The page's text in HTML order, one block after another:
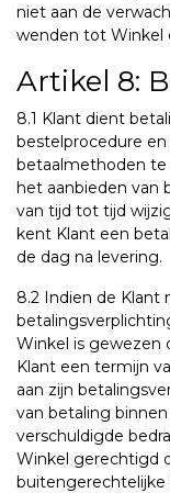
niet aan de
wenden tot Winkel
Artikel 8:
8.1 Klant dient
bestelprocedure
betaalmethoden te
het aanbieden van
van tijd tot tijd
kent Klant een
de dag na levering.
8.2 Indien de Klant
Winkel is gewezen
Klant een termijn
aan zijn
van betaling
verschuldigde
Winkel gerechtigd
buitengerechtelijke